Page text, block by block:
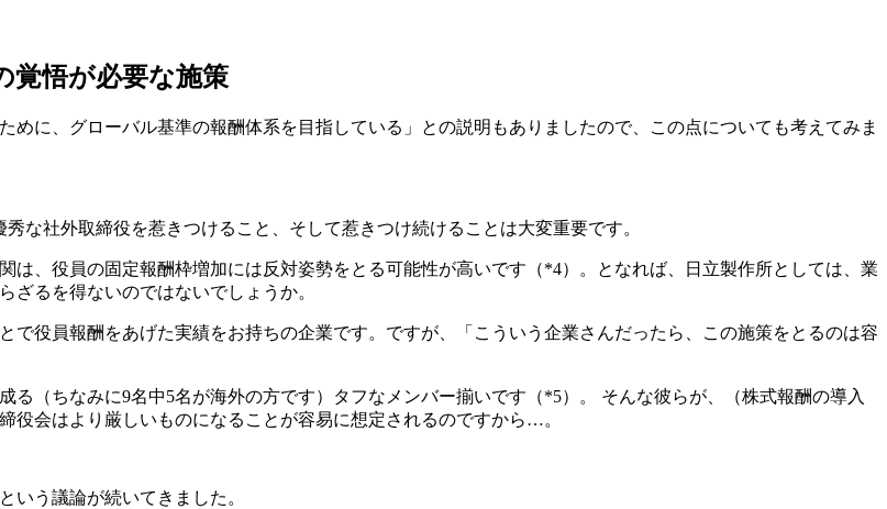
覚悟が必要な施策
に、グローバル基準の報酬体系を目指している」との説明もありましたので、この点についても考えてみま
な社外取締役を惹きつけること、そして惹きつけ続けることは大変重要です。
、役員の固定報酬枠増加には反対姿勢をとる可能性が高いです（*4）。となれば、日立製作所としては、業
ざるを得ないのではないでしょうか。
で役員報酬をあげた実績をお持ちの企業です。ですが、「こういう企業さんだったら、この施策をとるのは容
（ちなみに9名中5名が海外の方です）タフなメンバー揃いです（*5）。 そんな彼らが、（株式報酬の導入
役会はより厳しいものになることが容易に想定されるのですから…。
いう議論が続いてきました。